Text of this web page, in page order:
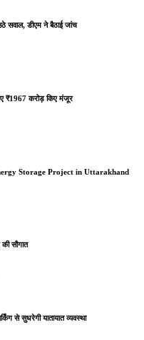
सवाल, डीएम ने बैठाई जांच
₹1967 करोड़ किए मंजूर
Storage Project in Uttarakhand
सौगात
से सुधरेगी यातायात व्यवस्था